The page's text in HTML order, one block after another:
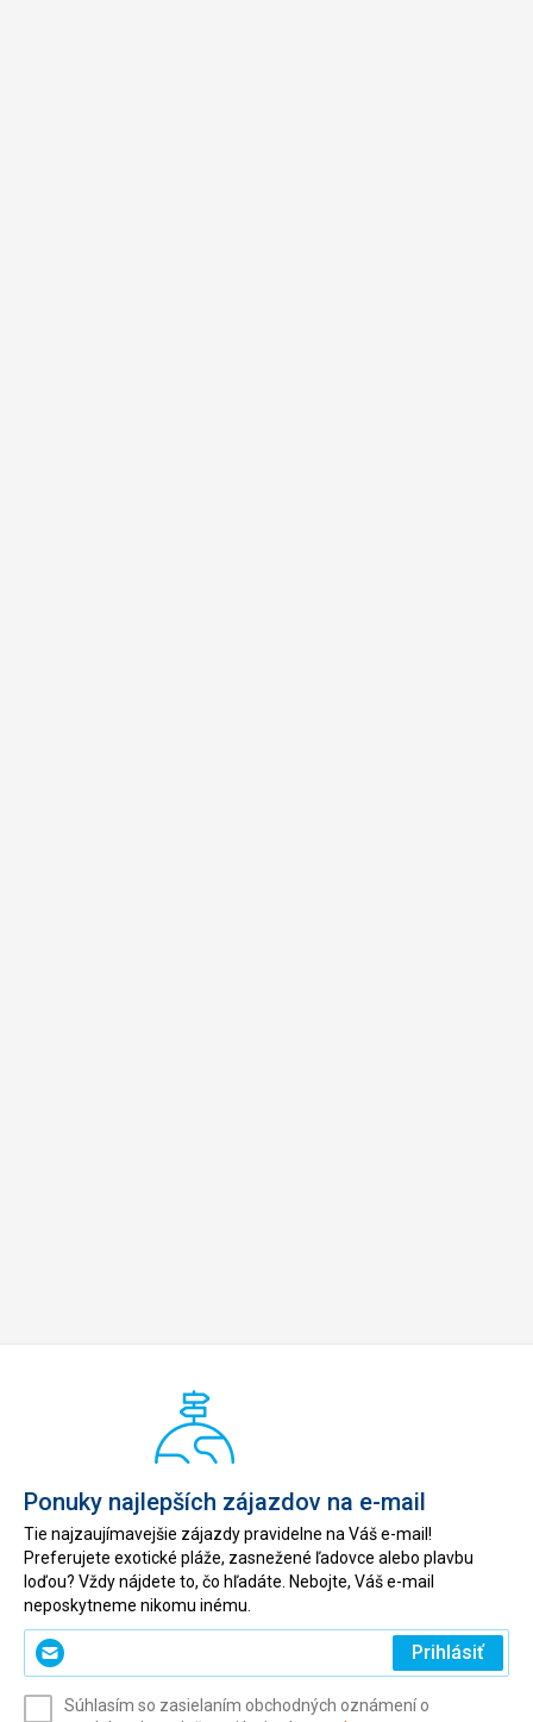
Ponuky najlepších zájazdov na e-mail
Tie najzaujímavejšie zájazdy pravidelne na Váš e-mail!
Preferujete exotické pláže, zasnežené ľadovce alebo plavbu
loďou? Vždy nájdete to, čo hľadáte. Nebojte, Váš e-mail
neposkytneme nikomu inému.
Zadajte
svoj
Prihlásiť
Súhlasím so zasielaním obchodných oznámení o